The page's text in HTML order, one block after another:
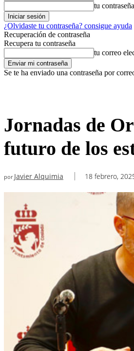
tu contraseña
¿Olvidaste tu contraseña? consigue ayuda
Recuperación de contraseña
Recupera tu contraseña
tu correo
Se te ha enviado una contraseña por
Jornadas de
futuro de los
por Javier Alquimia 18 febrero,